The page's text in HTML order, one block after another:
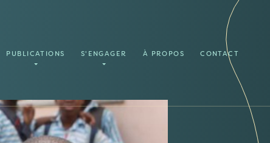
PUBLICATIONS S'ENGAGER À PROPOS CONTACT